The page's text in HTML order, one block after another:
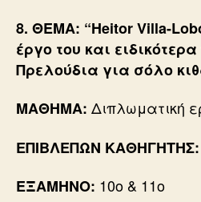
8. ΘΕΜΑ: “Heitor Villa-
έργο του και
Πρελούδια για σόλο
ΜΑΘΗΜΑ: Διπλωματική
ΕΠΙΒΛΕΠΩΝ ΚΑΘΗΓΗΤΗΣ:
ΕΞΑΜΗΝΟ: 10o & 11o